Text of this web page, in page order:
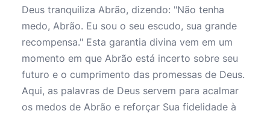
Deus tranquiliza Abrão, dizendo: "Não tenha
medo, Abrão. Eu sou o seu escudo, sua grande
recompensa." Esta garantia divina vem em um
momento em que Abrão está incerto sobre seu
futuro e o cumprimento das promessas de Deus.
Aqui, as palavras de Deus servem para acalmar
os medos de Abrão e reforçar Sua fidelidade à